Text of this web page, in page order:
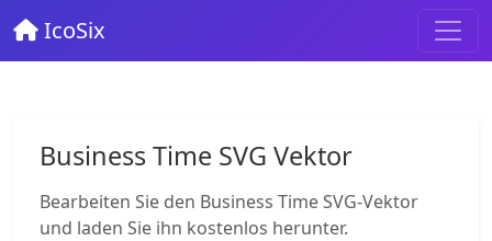
IcoSix
Business Time SVG Vektor
Bearbeiten Sie den Business Time SVG-Vektor
und laden Sie ihn kostenlos herunter.